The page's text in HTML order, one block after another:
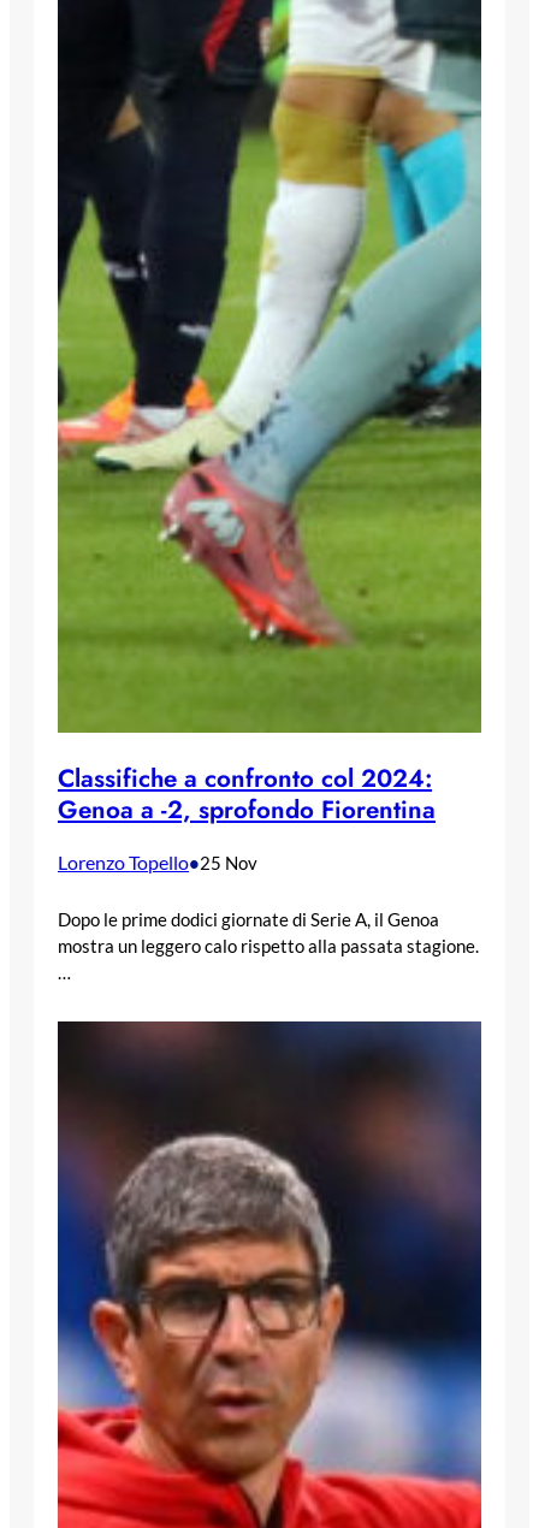
Classifiche a confronto col 2024:
Genoa a -2, sprofondo Fiorentina
Lorenzo Topello•25 Nov
Dopo le prime dodici giornate di Serie A, il Genoa
mostra un leggero calo rispetto alla passata stagione.
…